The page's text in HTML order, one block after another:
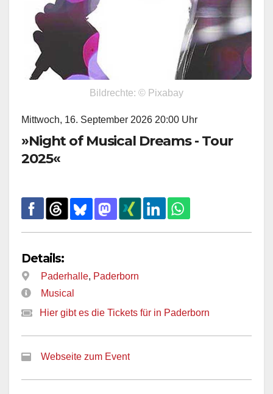
Bildrechte: © Pixabay
Mittwoch, 16. September 2026 20:00 Uhr
»Night of Musical Dreams - Tour
2025«
Details:
Paderhalle, Paderborn
Musical
Hier gibt es die Tickets für in Paderborn
Webseite zum Event